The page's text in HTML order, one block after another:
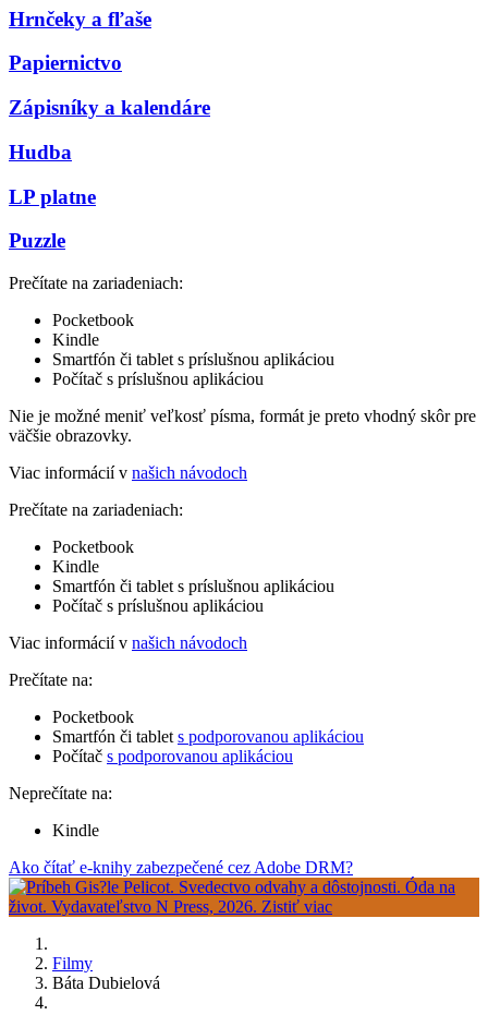
Hrnčeky a fľaše
Papiernictvo
Zápisníky a kalendáre
Hudba
LP platne
Puzzle
Prečítate na zariadeniach:
Pocketbook
Kindle
Smartfón či tablet s príslušnou aplikáciou
Počítač s príslušnou aplikáciou
Nie je možné meniť veľkosť písma, formát je preto vhodný skôr pre
väčšie obrazovky.
Viac informácií v našich návodoch
Prečítate na zariadeniach:
Pocketbook
Kindle
Smartfón či tablet s príslušnou aplikáciou
Počítač s príslušnou aplikáciou
Viac informácií v našich návodoch
Prečítate na:
Pocketbook
Smartfón či tablet s podporovanou aplikáciou
Počítač s podporovanou aplikáciou
Neprečítate na:
Kindle
Ako čítať e-knihy zabezpečené cez Adobe DRM?
Filmy
Báta Dubielová